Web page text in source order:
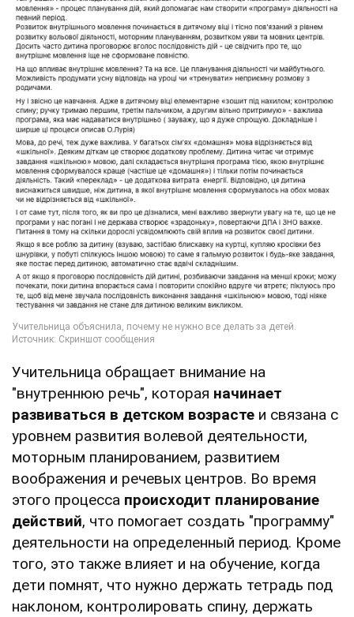
Учительница обращает внимание на
"внутреннюю речь", которая начинает
развиваться в детском возрасте и связана с
уровнем развития волевой деятельности,
моторным планированием, развитием
воображения и речевых центров. Во время
этого процесса происходит планирование
действий, что помогает создать "программу"
деятельности на определенный период. Кроме
того, это также влияет и на обучение, когда
дети помнят, что нужно держать тетрадь под
наклоном, контролировать спину, держать